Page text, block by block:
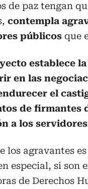
de paz tengan
contempla
públicos que
establece
en las
el
de firmantes
a los
los agravantes
especial, si son
de Derechos